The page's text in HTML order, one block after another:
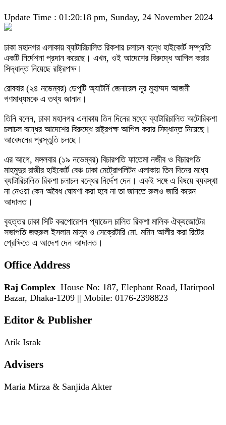
Update Time : 01:20:18 pm, Sunday, 24 November 2024
ঢাকা মহানগর এলাকায় ব্যাটারিচালিত রিকশার চলাচল বন্ধে হাইকোর্ট সম্প্রতি
একটি নির্দেশনা প্রদান করেছে। এখন, ওই আদেশের বিরুদ্ধে আপিল করার
সিদ্ধান্ত নিয়েছে রাষ্ট্রপক্ষ।
রোববার (২৪ নভেম্বর) ডেপুটি অ্যাটর্নি জেনারেল নূর মুহাম্মদ আজমী
গণমাধ্যমকে এ তথ্য জানান।
তিনি বলেন, ঢাকা মহানগর এলাকায় তিন দিনের মধ্যে ব্যাটারিচালিত অটোরিকশা
চলাচল বন্ধের আদেশের বিরুদ্ধে রাষ্ট্রপক্ষ আপিল করার সিদ্ধান্ত নিয়েছে।
আবেদনের প্রস্তুতি চলছে।
এর আগে, মঙ্গলবার (১৯ নভেম্বর) বিচারপতি ফাতেমা নজীব ও বিচারপতি
মাহমুদুর রাজীর হাইকোর্ট বেঞ্চ ঢাকা মেট্রোপলিটন এলাকায় তিন দিনের মধ্যে
ব্যাটারিচালিত রিকশা চলাচল বন্ধের নির্দেশ দেন। একই সঙ্গে এ বিষয়ে ব্যবস্থা
না নেওয়া কেন অবৈধ ঘোষণা করা হবে না তা জানতে রুলও জারি করেন
আদালত।
বৃহত্তর ঢাকা সিটি করপোরেশন প্যাডেল চালিত রিকশা মালিক ঐক্যজোটের
সভাপতি জহুরুল ইসলাম মাসুম ও সেক্রেটারি মো. মমিন আলীর করা রিটের
প্রেক্ষিতে এ আদেশ দেন আদালত।
Office Address
Raj Complex House No: 187, Elephant Road, Hatirpool
Bazar, Dhaka-1209 || Mobile: 0176-2398823
Editor & Publisher
Atik Israk
Advisers
Maria Mirza & Sanjida Akter